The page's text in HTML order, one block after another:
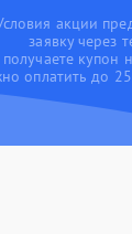
акции
заявку через
получаете купон
оплатить до